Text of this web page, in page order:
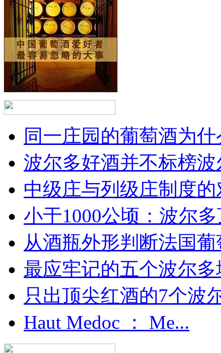
同一庄园的葡萄酒为
波尔多好酒并不标榜
中级庄与列级庄制度
小于1000公顷：波尔
从酒瓶外形判断法国
最应牢记的五个波尔多
只出顶尖红酒的7个波
Haut Medoc ： Me...